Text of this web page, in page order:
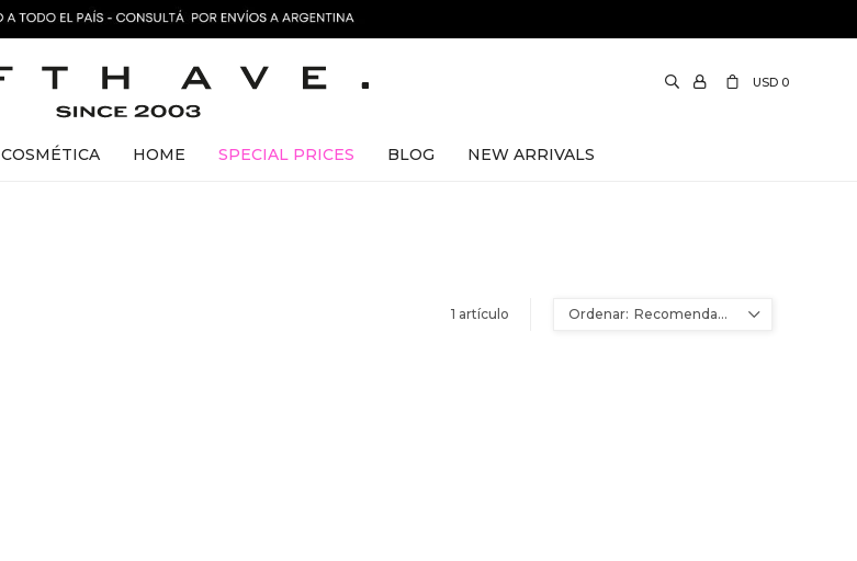
COSMÉTICA HOME SPECIAL PRICES BLOG NEW ARRIVALS
USD 0
1 artículo Recomendados